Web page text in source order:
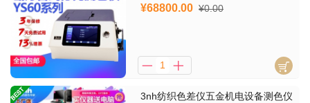
¥68800.00 ¥0.00
3nh纺织色差仪五金机电设备测色仪